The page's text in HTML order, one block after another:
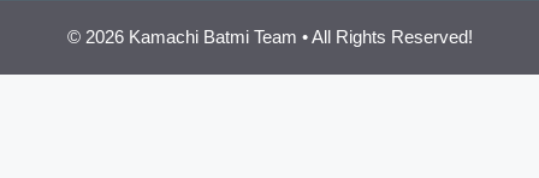
© 2026 Kamachi Batmi Team • All Rights Reserved!